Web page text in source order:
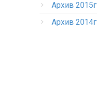
Архив 2015г
Архив 2014г